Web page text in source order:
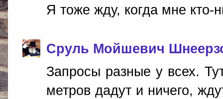
Я тоже жду, когда мне кто-
Сруль Мойшевич
Запросы разные у всех.
метров дадут и ничего,